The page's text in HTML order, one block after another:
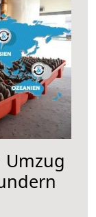
Umzug